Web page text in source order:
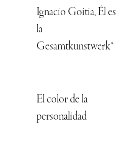
Ignacio Goitia, Él es
la
Gesamtkunstwerk*
El color de la
personalidad